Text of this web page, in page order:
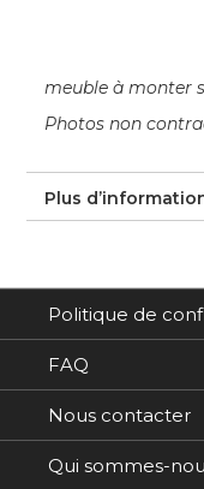
meuble à monter
Photos non
Plus
Politique de
FAQ
Nous contacter
Qui sommes-